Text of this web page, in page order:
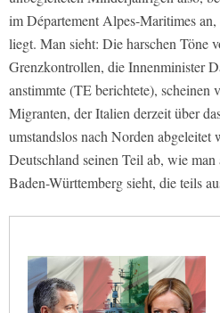
im Département Alpes-Maritimes
liegt. Man sieht: Die harschen Töne
Grenzkontrollen, die Innenminister
anstimmte (TE berichtete), scheinen
Migranten, der Italien derzeit über
umstandslos nach Norden abgeleitet
Deutschland seinen Teil ab, wie
Baden-Württemberg sieht, die teils